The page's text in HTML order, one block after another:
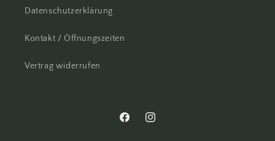
Datenschutzerklärung
Kontakt / Öffnungszeiten
Vertrag widerrufen
FacebookInstagram